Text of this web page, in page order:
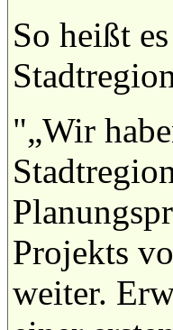
So heißt
"„Wir
Projekts
weiter.